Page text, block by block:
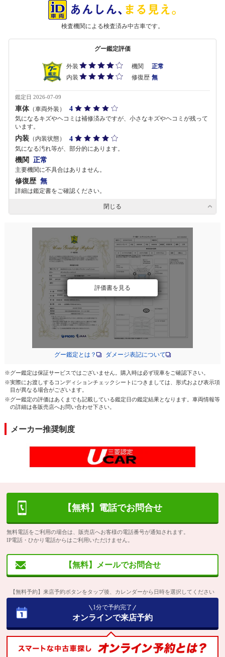
検査機関による検査済み中古車です。
グー鑑定評価
外装 機関
正常
内装
修復歴 無
鑑定日 2026-07-09
車体（車両外装） 4
気になるキズやヘコミは補修済みですが、小さなキズやヘコミが残って
います。
内装 （内装状態） 4
気になる汚れ等が、部分的にあります。
機関 正常
主要機関に不具合はありません。
修復歴 無
詳細は鑑定書をご確認ください。
閉じる
評価書を見る
グー鑑定とは？ ダメージ表記について
※グー鑑定は保証サービスではございません。購入時は必ず現車をご確認下さい。
※実際にお渡しするコンディションチェックシートにつきましては、形式および表示項
目が異なる場合がございます。
※グー鑑定の評価はあくまでも記載している鑑定日の鑑定結果となります。車両情報等
の詳細は各販売店へお問い合わせ下さい。
メーカー推奨制度
【無料】電話でお問合せ
無料電話をご利用の場合は、販売店へお客様の電話番号が通知されます。
IP電話・ひかり電話からはご利用いただけません。
【無料】メールでお問合せ
【無料予約】来店予約ボタンをタップ後、カレンダーから日時を選択してください
1分で予約完了
オンラインで来店予約